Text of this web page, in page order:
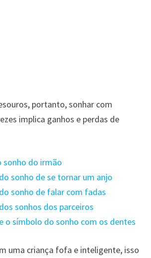
portanto, sonhar com
implica ganhos e perdas de
sonho do irmão
sonho de se tornar um anjo
sonho de falar com fadas
sonhos dos parceiros
o símbolo do sonho com os dentes
uma criança fofa e inteligente, isso